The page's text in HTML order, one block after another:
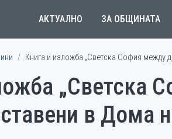
АКТУАЛНО ЗА ОБЩИНАТА
Книга и изложба „Светска София между
„Светска
в Дома